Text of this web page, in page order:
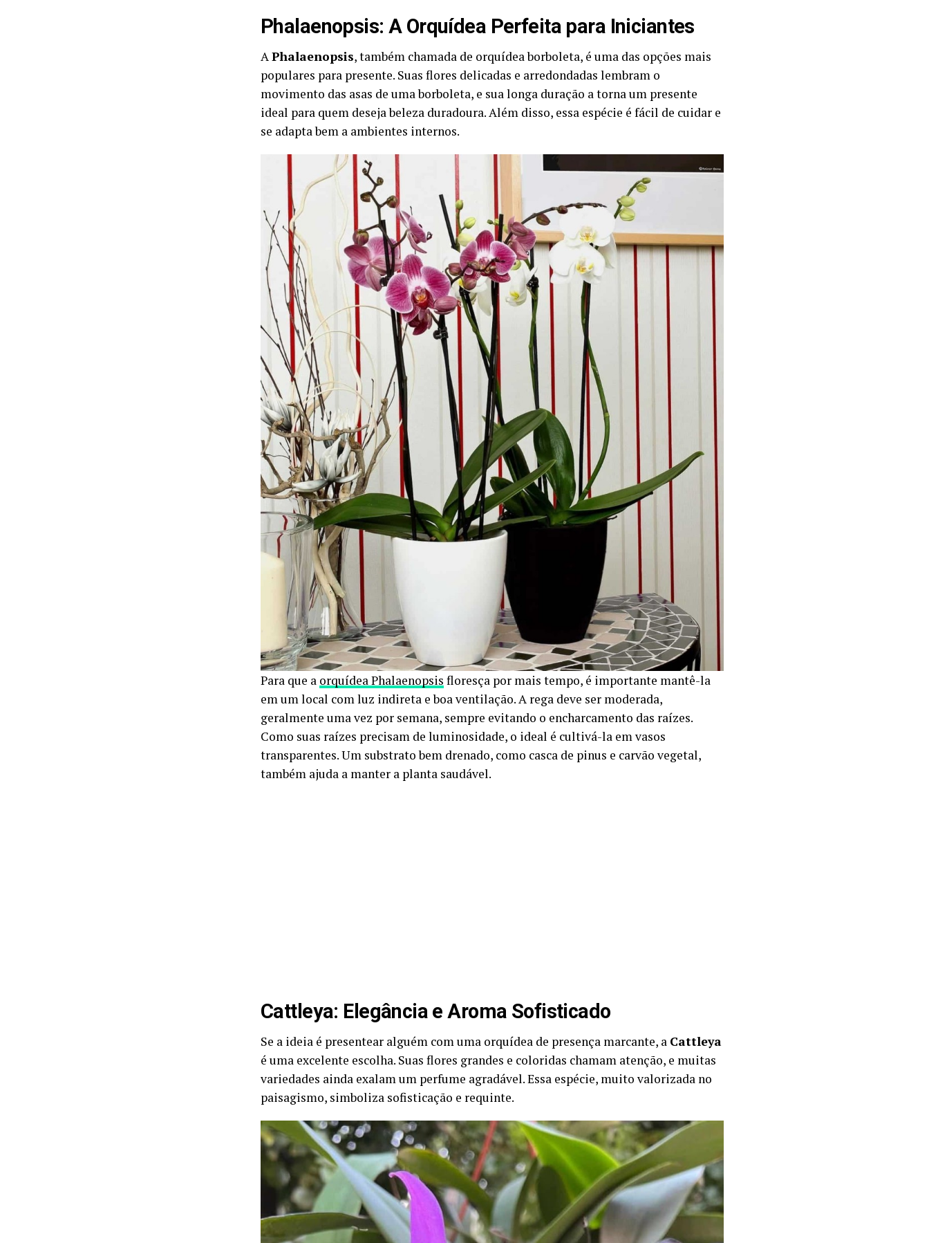
Phalaenopsis: A Orquídea Perfeita para Iniciantes
APhalaenopsis, também chamada de orquídea borboleta, é uma das opções mais
populares para presente. Suas flores delicadas e arredondadas lembram o
movimento das asas de uma borboleta, e sua longa duração a torna um presente
ideal para quem deseja beleza duradoura. Além disso, essa espécie é fácil de cuidar e
se adapta bem a ambientes internos.
Para que a orquídea Phalaenopsis floresça por mais tempo, é importante mantê-la
em um local com luz indireta e boa ventilação. A rega deve ser moderada,
geralmente uma vez por semana, sempre evitando o encharcamento das raízes.
Como suas raízes precisam de luminosidade, o ideal é cultivá-la em vasos
transparentes. Um substrato bem drenado, como casca de pinus e carvão vegetal,
também ajuda a manter a planta saudável.
Cattleya: Elegância e Aroma Sofisticado
Se a ideia é presentear alguém com uma orquídea de presença marcante, a Cattleya
é uma excelente escolha. Suas flores grandes e coloridas chamam atenção, e muitas
variedades ainda exalam um perfume agradável. Essa espécie, muito valorizada no
paisagismo, simboliza sofisticação e requinte.